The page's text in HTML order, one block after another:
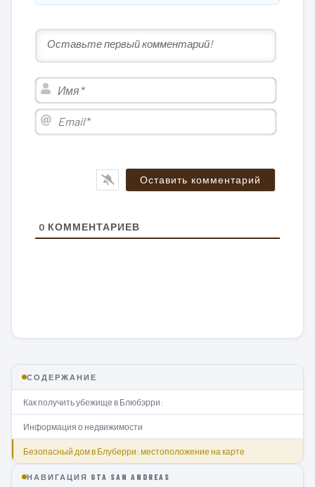
Имя*
Email*
0 КОММЕНТАРИЕВ
СОДЕРЖАНИЕ
Как получить убежище в Блюбэрри:
Информация о недвижимости
Безопасный дом в Блуберри: местоположение на карте
НАВИГАЦИЯ GTA SAN ANDREAS